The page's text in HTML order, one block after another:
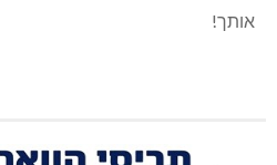
אותך!